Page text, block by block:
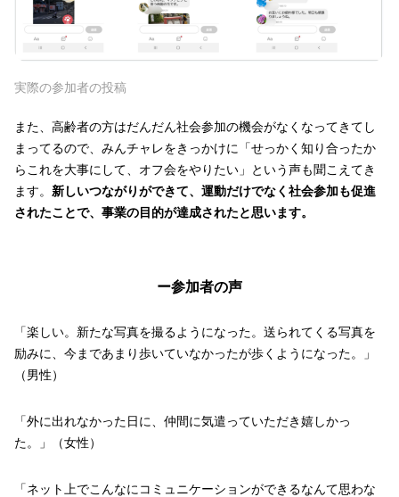
実際の参加者の投稿
また、高齢者の方はだんだん社会参加の機会がなくなってきてし
まってるので、みんチャレをきっかけに「せっかく知り合ったか
らこれを大事にして、オフ会をやりたい」という声も聞こえてき
ます。 新しいつながりができて、運動だけでなく社会参加も促進
されたことで、事業の目的が達成されたと思います。
ー参加者の声
「楽しい。新たな写真を撮るようになった。送られてくる写真を
励みに、今まであまり歩いていなかったが歩くようになった。」
（男性）
「外に出れなかった日に、仲間に気遣っていただき嬉しかっ
た。」（女性）
「ネット上でこんなにコミュニケーションができるなんて思わな